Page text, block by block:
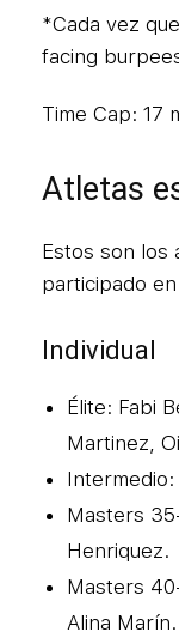
*Cada vez
facing
Time Cap: 17
Atletas
Estos son los
participado
Individual
Élite: Fabi
Martinez,
Masters
Henriquez.
Masters
Alina Marín.